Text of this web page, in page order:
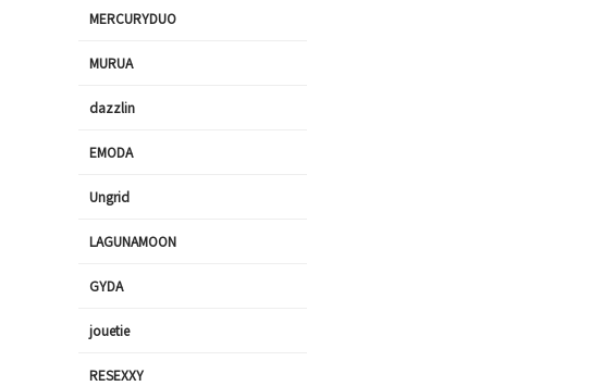
MERCURYDUO
MURUA
dazzlin
EMODA
Ungrid
LAGUNAMOON
GYDA
jouetie
RESEXXY